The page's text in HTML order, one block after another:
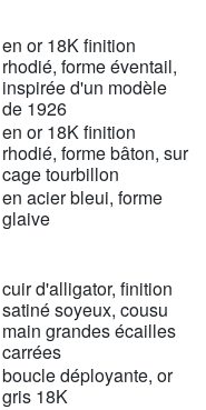
en or 18K finition
rhodié, forme éventail,
inspirée d'un modèle
de 1926
en or 18K finition
rhodié, forme bâton, sur
cage tourbillon
en acier bleui, forme
glaive
cuir d'alligator, finition
satiné soyeux, cousu
main grandes écailles
carrées
boucle déployante, or
gris 18K